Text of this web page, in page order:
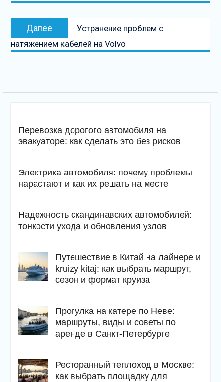
Далее
Следующая
запись
Устранение проблем с
натяжением кабелей на Volvo
Перевозка дорогого автомобиля на
эвакуаторе: как сделать это без рисков
Электрика автомобиля: почему проблемы
нарастают и как их решать на месте
Надежность скандинавских автомобилей:
тонкости ухода и обновления узлов
Путешествие в Китай на лайнере и
kruizy kitaj: как выбрать маршрут,
сезон и формат круиза
Прогулка на катере по Неве:
маршруты, виды и советы по
аренде в Санкт-Петербурге
Ресторанный теплоход в Москве:
как выбрать площадку для